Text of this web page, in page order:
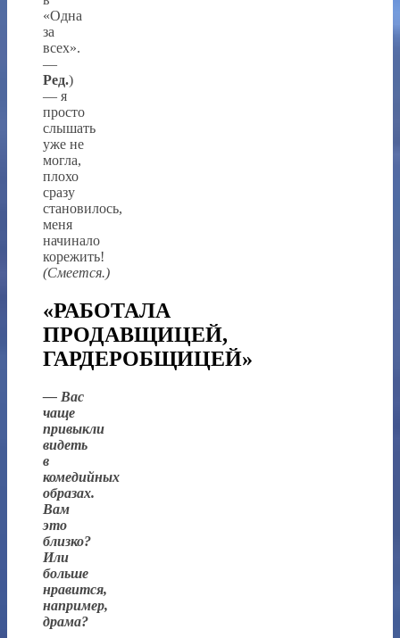
«Одна
за
всех».
—
Ред.)
— я
просто
слышать
уже не
могла,
плохо
сразу
становилось,
меня
начинало
корежить!
(Смеется.)
«РАБОТАЛА
ПРОДАВЩИЦЕЙ,
ГАРДЕРОБЩИЦЕЙ»
— Вас
чаще
привыкли
видеть
в
комедийных
образах.
Вам
это
близко?
Или
больше
нравится,
например,
драма?